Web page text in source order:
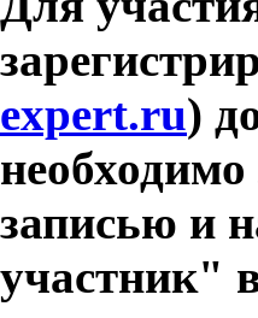
expert.ru)
записью и
участник"